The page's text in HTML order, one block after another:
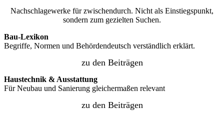
Nachschlagewerke für zwischendurch. Nicht als Einstiegspunkt,
sondern zum gezielten Suchen.
Bau-Lexikon
Begriffe, Normen und Behördendeutsch verständlich erklärt.
zu den Beiträgen
Haustechnik & Ausstattung
Für Neubau und Sanierung gleichermaßen relevant
zu den Beiträgen